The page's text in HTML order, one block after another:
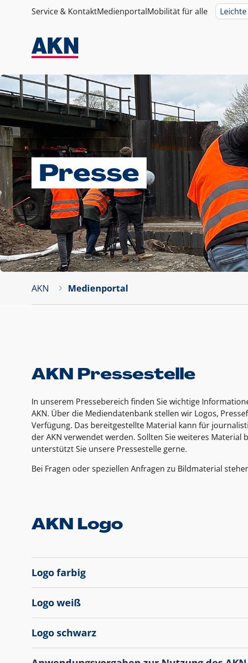
Service & KontaktMedienportalMobilität für alle
Presse
AKN Medienportal
AKN Pressestelle
In unserem Pressebereich finden Sie wichtige
AKN. Über die Mediendatenbank stellen wir Logos,
Verfügung. Das bereitgestellte Material kann für
der AKN verwendet werden. Sollten Sie weiteres
unterstützt Sie unsere Pressestelle gerne.
Bei Fragen oder speziellen Anfragen zu Bildmaterial
AKN Logo
Logo farbig
Logo weiß
Logo schwarz